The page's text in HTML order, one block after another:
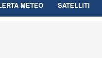
METEO SATELLITI